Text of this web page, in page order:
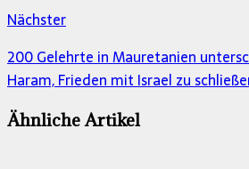
Nächster
200 Gelehrte in Mauretanien
Haram, Frieden mit Israel zu
Ähnliche Artikel